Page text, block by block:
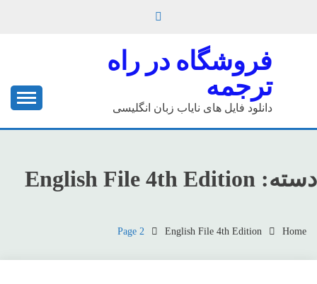
فروشگاه در راه
ترجمه
دانلود فایل های نایاب زبان انگلیسی
دسته: English File 4th Edition
Home
English File 4th Edition
Page 2